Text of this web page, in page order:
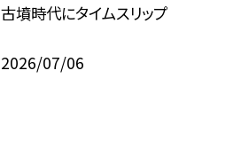
古墳時代にタイムスリップ
2026/07/06